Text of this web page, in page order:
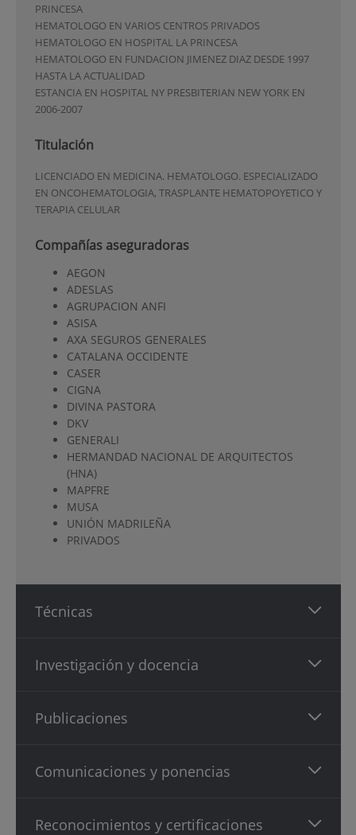
PRINCESA
HEMATOLOGO EN VARIOS CENTROS PRIVADOS
HEMATOLOGO EN HOSPITAL LA PRINCESA
HEMATOLOGO EN FUNDACION JIMENEZ DIAZ DESDE 1997
HASTA LA ACTUALIDAD
ESTANCIA EN HOSPITAL NY PRESBITERIAN NEW YORK EN
2006-2007
Titulación
LICENCIADO EN MEDICINA. HEMATOLOGO. ESPECIALIZADO
EN ONCOHEMATOLOGIA, TRASPLANTE HEMATOPOYETICO Y
TERAPIA CELULAR
Compañías aseguradoras
AEGON
ADESLAS
AGRUPACION ANFI
ASISA
AXA SEGUROS GENERALES
CATALANA OCCIDENTE
CASER
CIGNA
DIVINA PASTORA
DKV
GENERALI
HERMANDAD NACIONAL DE ARQUITECTOS
(HNA)
MAPFRE
MUSA
UNIÓN MADRILEÑA
PRIVADOS
Técnicas
Investigación y docencia
Publicaciones
Comunicaciones y ponencias
Reconocimientos y certificaciones